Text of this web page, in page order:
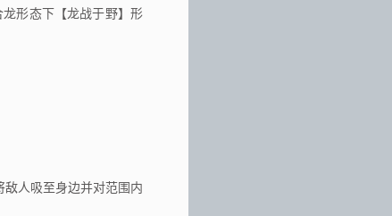
形态下【龙战于野】形
人吸至身边并对范围内